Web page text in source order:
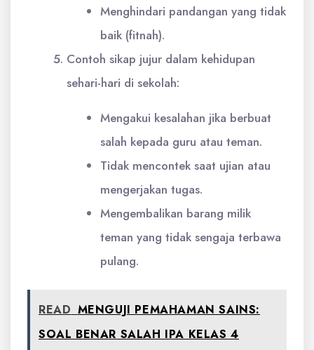
Menghindari pandangan yang tidak
baik (fitnah).
Contoh sikap jujur dalam kehidupan
sehari-hari di sekolah:
Mengakui kesalahan jika berbuat
salah kepada guru atau teman.
Tidak mencontek saat ujian atau
mengerjakan tugas.
Mengembalikan barang milik
teman yang tidak sengaja terbawa
pulang.
READ MENGUJI PEMAHAMAN SAINS:
SOAL BENAR SALAH IPA KELAS 4